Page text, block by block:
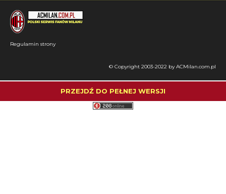
Regulamin strony
© Copyright 2003-2022 by ACMilan.com.pl
PRZEJDŹ DO PEŁNEJ WERSJI